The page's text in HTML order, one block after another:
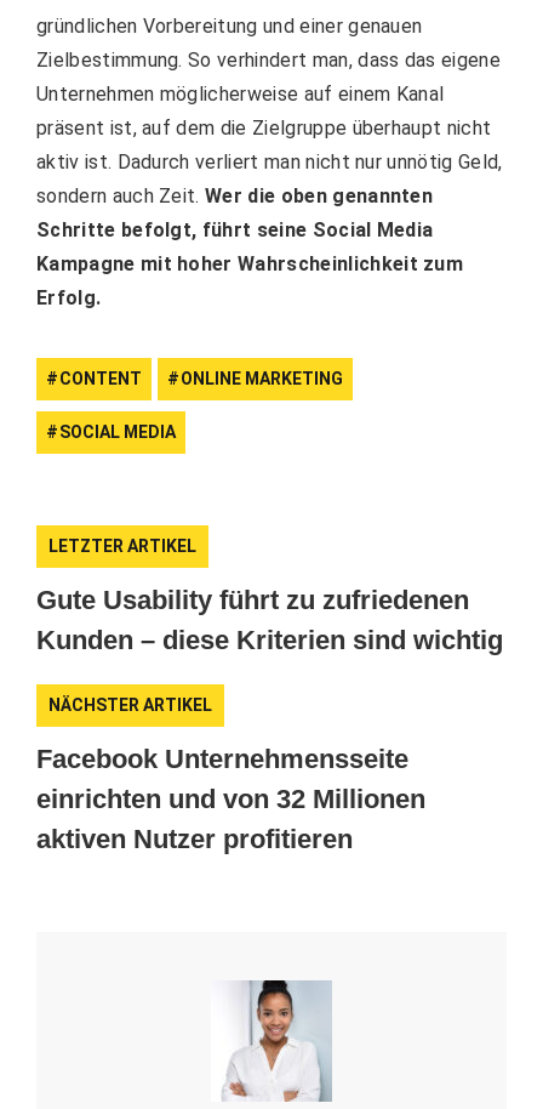
gründlichen Vorbereitung und einer genauen
Zielbestimmung. So verhindert man, dass das eigene
Unternehmen möglicherweise auf einem Kanal
präsent ist, auf dem die Zielgruppe überhaupt nicht
aktiv ist. Dadurch verliert man nicht nur unnötig Geld,
sondern auch Zeit. Wer die oben genannten
Schritte befolgt, führt seine Social Media
Kampagne mit hoher Wahrscheinlichkeit zum
Erfolg.
CONTENT ONLINE MARKETING
SOCIAL MEDIA
LETZTER ARTIKEL
Gute Usability führt zu zufriedenen
Kunden – diese Kriterien sind wichtig
NÄCHSTER ARTIKEL
Facebook Unternehmensseite
einrichten und von 32 Millionen
aktiven Nutzer profitieren